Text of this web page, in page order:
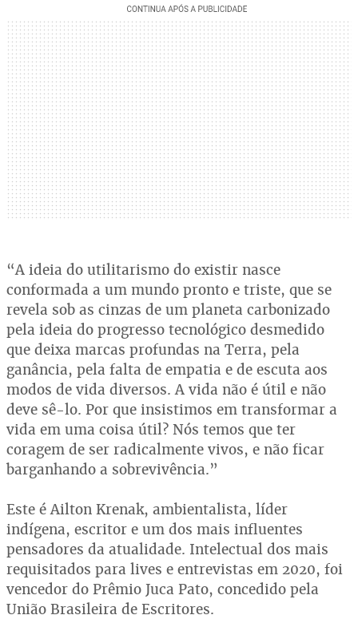
“A ideia do utilitarismo do existir nasce
conformada a um mundo pronto e triste, que se
revela sob as cinzas de um planeta carbonizado
pela ideia do progresso tecnológico desmedido
que deixa marcas profundas na Terra, pela
ganância, pela falta de empatia e de escuta aos
modos de vida diversos. A vida não é útil e não
deve sê-lo. Por que insistimos em transformar a
vida em uma coisa útil? Nós temos que ter
coragem de ser radicalmente vivos, e não ficar
barganhando a sobrevivência.”
Este é Ailton Krenak, ambientalista, líder
indígena, escritor e um dos mais influentes
pensadores da atualidade. Intelectual dos mais
requisitados para lives e entrevistas em 2020, foi
vencedor do Prêmio Juca Pato, concedido pela
União Brasileira de Escritores.